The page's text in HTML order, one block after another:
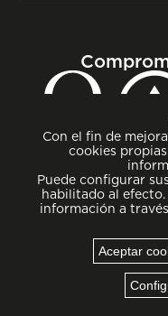
Con el fin de
cookies
Puede configurar
habilitado al efecto.
información a
Aceptar